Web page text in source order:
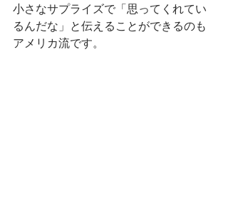
小さなサプライズで「思ってくれてい
るんだな」と伝えることができるのも
アメリカ流です。